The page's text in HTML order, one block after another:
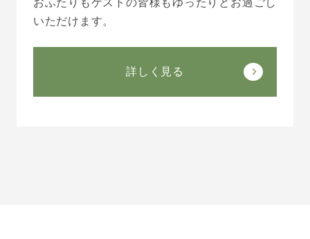
おふたりもゲストの皆様もゆったりとお過ごし
いただけます。
詳しく見る